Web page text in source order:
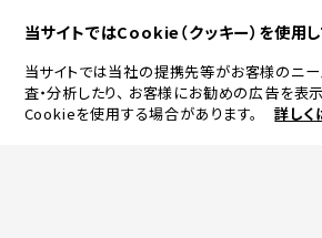
当サイトではCookie（クッキー）を使用
当サイトでは当社の提携先等がお客様のニ
査・分析したり、 お客様にお勧めの広告を表
Cookieを使用する場合があります。
詳しく